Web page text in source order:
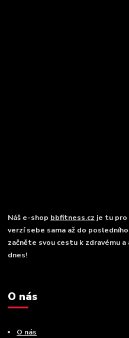
Náš e-shop bbfitness.cz je tu pro
verzí sebe sama až do
začněte svou cestu k zdravému
dnes!
O nás
O nás